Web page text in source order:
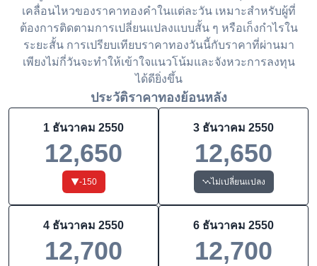
เคลื่อนไหวของราคาทองคำในแต่ละวัน เหมาะสำหรับผู้ที่
ต้องการติดตามการเปลี่ยนแปลงแบบสั้น ๆ หรือเก็งกำไรใน
ระยะสั้น การเปรียบเทียบราคาทองวันนี้กับราคาที่ผ่านมา
เพียงไม่กี่วันจะทำให้เข้าใจแนวโน้มและจังหวะการลงทุน
ได้ดียิ่งขึ้น
ประวัติราคาทองย้อนหลัง
1 ธันวาคม 2550
12,650
-150
3 ธันวาคม 2550
12,650
ไม่เปลี่ยนแปลง
4 ธันวาคม 2550
12,700
6 ธันวาคม 2550
12,700